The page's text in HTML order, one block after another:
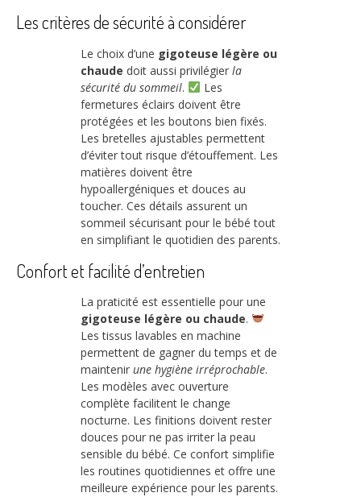
Les critères de sécurité à considérer
Le choix d’une gigoteuse légère ou
chaude doit aussi privilégier la
sécurité du sommeil.
Les
fermetures éclairs doivent être
protégées et les boutons bien fixés.
Les bretelles ajustables permettent
d’éviter tout risque d’étouffement. Les
matières doivent être
hypoallergéniques et douces au
toucher. Ces détails assurent un
sommeil sécurisant pour le bébé tout
en simplifiant le quotidien des parents.
Confort et facilité d’entretien
La praticité est essentielle pour une
gigoteuse légère ou chaude.
Les tissus lavables en machine
permettent de gagner du temps et de
maintenir une hygiène irréprochable.
Les modèles avec ouverture
complète facilitent le change
nocturne. Les finitions doivent rester
douces pour ne pas irriter la peau
sensible du bébé. Ce confort simplifie
les routines quotidiennes et offre une
meilleure expérience pour les parents.